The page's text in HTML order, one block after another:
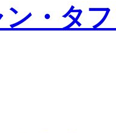
・タ